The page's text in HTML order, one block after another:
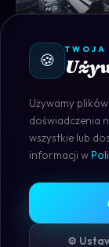
🍪
TWOJA
Używamy
doświadczenia
wszystkie lub
informacji w
⚙️